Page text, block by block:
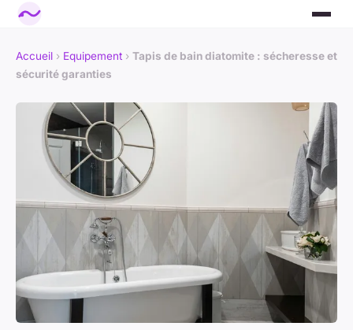
Accueil › Equipement › Tapis de bain diatomite : sécheresse et
sécurité garanties